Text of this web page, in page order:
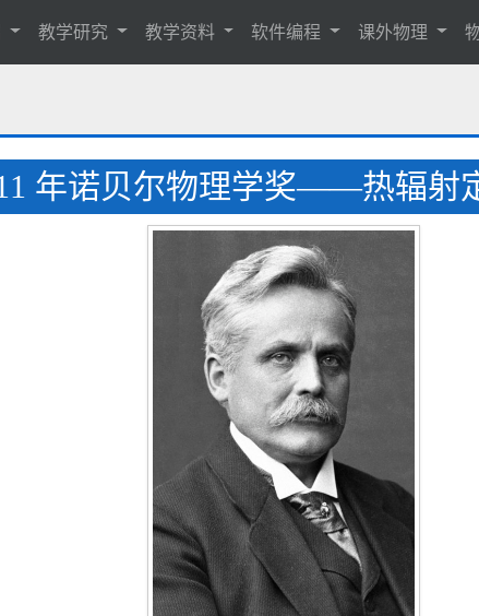
教学研究 教学资料 软件编程 课外物理
年诺贝尔物理学奖——热辐射